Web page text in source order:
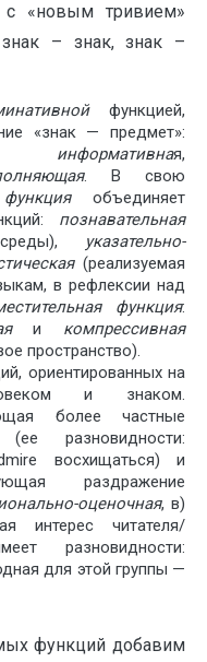
с «новым тривием»
– знак, знак –
функцией,
«знак — предмет»:
информативная,
. В свою
объединяет
познавательная
указательно-
(реализуемая
в рефлексии над
функция:
и компрессивная
пространство).
ориентированных на
и знаком.
более частные
разновидности:
восхищаться) и
раздражение
оценочная, в)
интерес читателя/
разновидности:
для этой группы —
функций добавим